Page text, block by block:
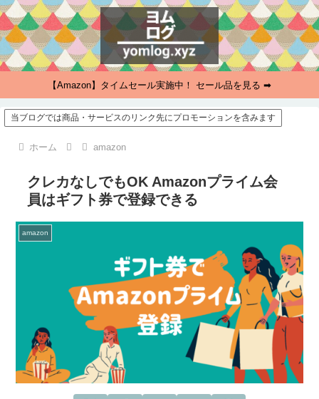
【Amazon】タイムセール実施中！ セール品を見る ➡
当ブログでは商品・サービスのリンク先にプロモーションを含みます
ホーム amazon
クレカなしでもOK Amazonプライム会
員はギフト券で登録できる
amazon